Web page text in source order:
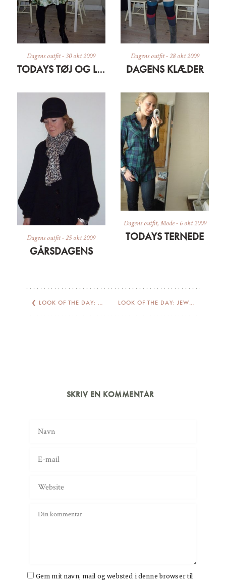
Dagens outfit-30 okt 2009
TODAYS TØJ OG LIDT OM EN SILKESÆL
Dagens outfit-28 okt 2009
DAGENS KLÆDER
Dagens outfit-25 okt 2009
GÅRSDAGENS
Dagens outfit, Mode- 6 okt 2009
TODAYS TERNEDE
❮ LOOK OF THE DAY: MIXED LOOK OF THE DAY: JEWEL TONES
SKRIV EN KOMMENTAR
Gem mit navn, mail og websted i denne browser til